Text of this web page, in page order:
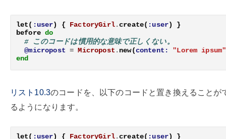
let( :user) { FactoryGirl.create( :user)
}
before do
# このコードは慣用的な意味で正しくない。
@micropost = Micropost .new(content:
"Lorem ipsum"
end
リスト10.3のコードを、以下のコードと置き換えることが
るようになります。
let( :user) { FactoryGirl.create( :user)
}